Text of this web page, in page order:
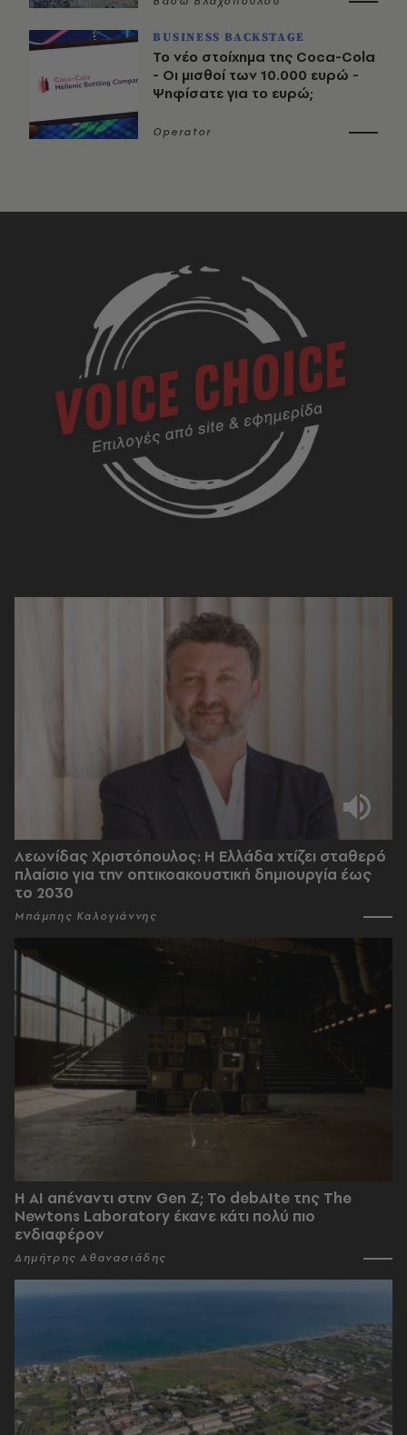
BUSINESS BACKSTAGE
Το νέο στοίχημα της Coca-Cola
- Οι μισθοί των 10.000 ευρώ -
Ψηφίσατε για το ευρώ;
Operator
Λεωνίδας Χριστόπουλος: Η Ελλάδα χτίζει σταθερό
πλαίσιο για την οπτικοακουστική δημιουργία έως
το 2030
Μπάμπης Καλογιάννης
Η AI απέναντι στην Gen Z; Το debAIte της The
Newtons Laboratory έκανε κάτι πολύ πιο
ενδιαφέρον
Δημήτρης Αθανασιάδης